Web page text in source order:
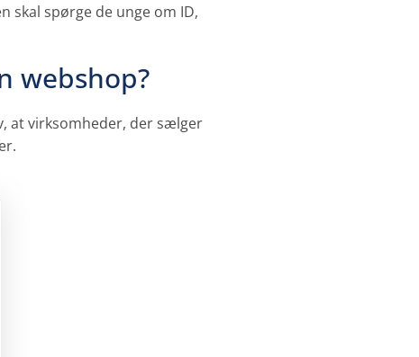
skal spørge de unge om ID,
webshop?
at virksomheder, der sælger